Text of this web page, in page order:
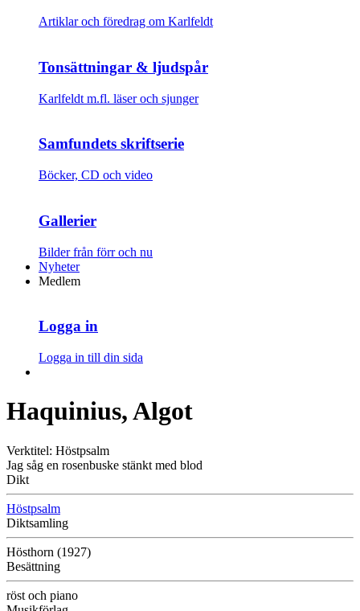
Artiklar och föredrag om Karlfeldt
Tonsättningar & ljudspår
Karlfeldt m.fl. läser och sjunger
Samfundets skriftserie
Böcker, CD och video
Gallerier
Bilder från förr och nu
Nyheter
Medlem
Logga in
Logga in till din sida
Haquinius, Algot
Verktitel: Höstpsalm
Jag såg en rosenbuske stänkt med blod
Dikt
Höstpsalm
Diktsamling
Hösthorn (1927)
Besättning
röst och piano